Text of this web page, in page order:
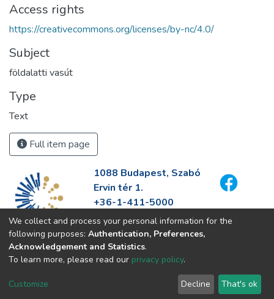
Access rights
https://creativecommons.org/licenses/by-nc/4.0/
Subject
földalatti vasút
Type
Text
Full item page
1088 Budapest, Szabó
Ervin tér 1.
+36-1-411-5000
info@fszek.hu
https://fszek.hu
We collect and process your personal information for the
following purposes: Authentication, Preferences,
Acknowledgement and Statistics.
To learn more, please read our privacy policy.
Customize Decline That's ok